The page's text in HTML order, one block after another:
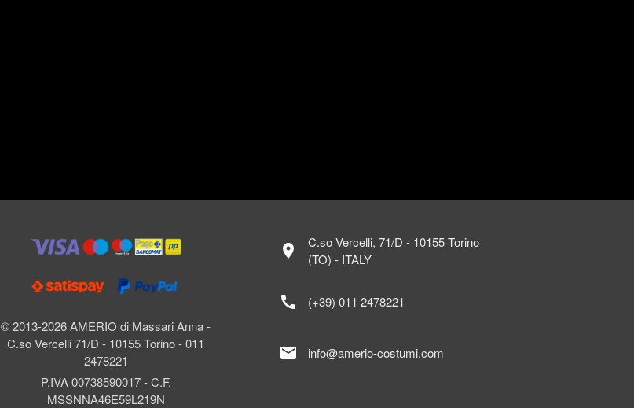
© 2013-2026 AMERIO di Massari Anna -
C.so Vercelli 71/D - 10155 Torino - 011
2478221
P.IVA 00738590017 - C.F.
MSSNNA46E59L219N
location_on
C.so Vercelli, 71/D - 10155 Torino
(TO) - ITALY
call (+39) 011 2478221
mail info@amerio-costumi.com